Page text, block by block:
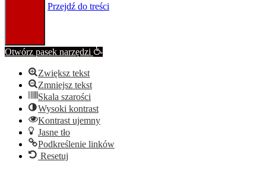
Przejdź do treści
Otwórz pasek narzędzi
Zwiększ tekst
Zmniejsz tekst
Skala szarości
Wysoki kontrast
Kontrast ujemny
Jasne tło
Podkreślenie linków
Resetuj